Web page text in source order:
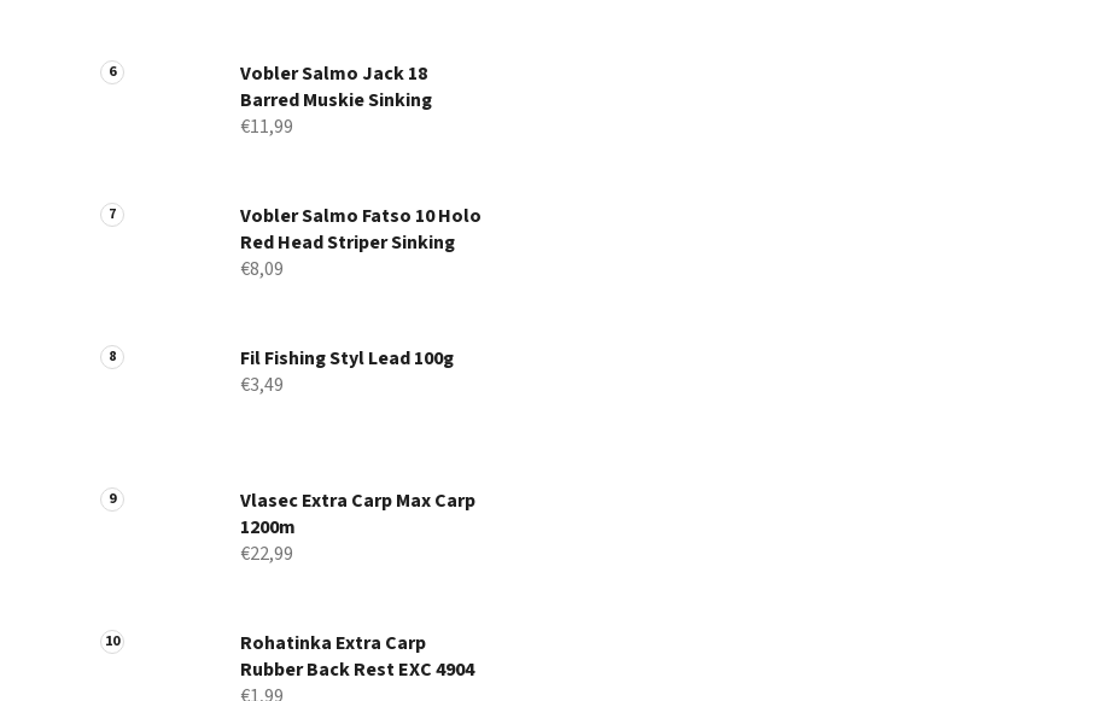
Vobler Salmo Jack 18
Barred Muskie Sinking
€11,99
Vobler Salmo Fatso 10 Holo
Red Head Striper Sinking
€8,09
Fil Fishing Styl Lead 100g
€3,49
Vlasec Extra Carp Max Carp
1200m
€22,99
Rohatinka Extra Carp
Rubber Back Rest EXC 4904